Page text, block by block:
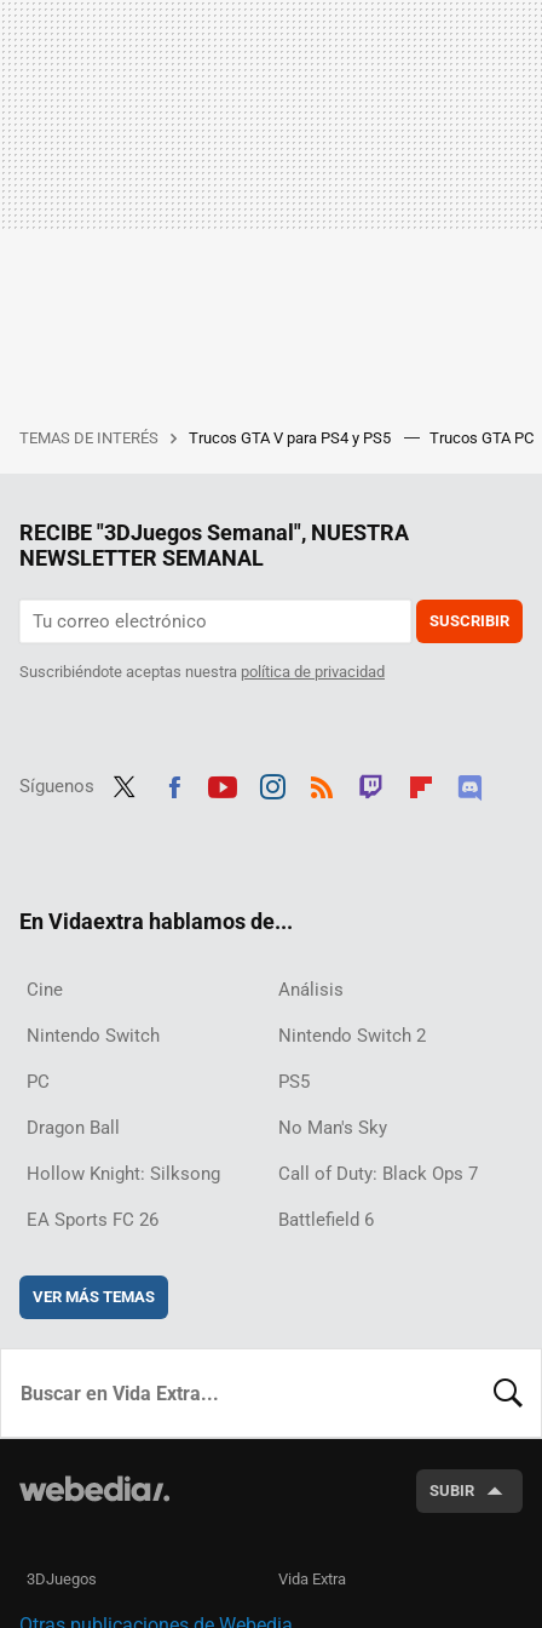
TEMAS DE INTERÉS Trucos GTA V para PS4 y PS5 Trucos GTA PC
RECIBE "3DJuegos Semanal", NUESTRA
NEWSLETTER SEMANAL
SUSCRIBIR
Suscribiéndote aceptas nuestra política de privacidad
Síguenos
En Vidaextra hablamos de...
Cine Análisis
Nintendo Switch Nintendo Switch 2
PC PS5
Dragon Ball No Man's Sky
Hollow Knight: Silksong Call of Duty: Black Ops 7
EA Sports FC 26 Battlefield 6
VER MÁS TEMAS
SUBIR
3DJuegos Vida Extra